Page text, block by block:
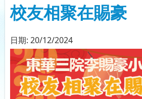
校友相聚在賜豪
日期: 20/12/2024